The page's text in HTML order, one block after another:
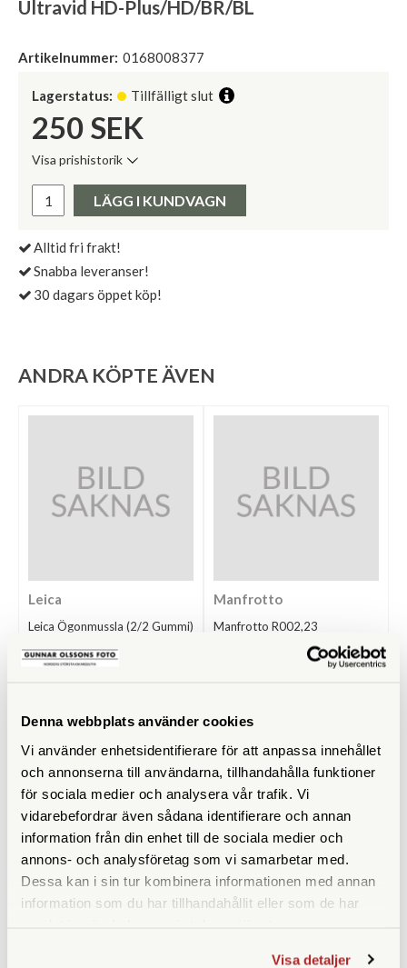
Denna webbplats använder cookies
Vi använder enhetsidentifierare för att anpassa innehållet
och annonserna till användarna, tillhandahålla funktioner
för sociala medier och analysera vår trafik. Vi
vidarebefordrar även sådana identifierare och annan
information från din enhet till de sociala medier och
annons- och analysföretag som vi samarbetar med.
Dessa kan i sin tur kombinera informationen med annan
information som du har tillhandahållit eller som de har
Visa detaljer
Ultravid HD-Plus/HD/BR/BL
Artikelnummer: 0168008377
Lagerstatus: Tillfälligt slut
250 SEK
Visa prishistorik
Pris:
LÄGG I KUNDVAGN
Alltid fri frakt!
Snabba leveranser!
30 dagars öppet köp!
ANDRA KÖPTE ÄVEN
Leica
Leica Ögonmussla (2/2 Gummi)
Finns i lager
LÄS MER
KÖP
Manfrotto
Manfrotto R002,23
KÖP